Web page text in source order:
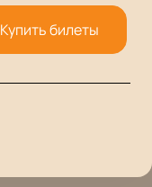
Купить билеты